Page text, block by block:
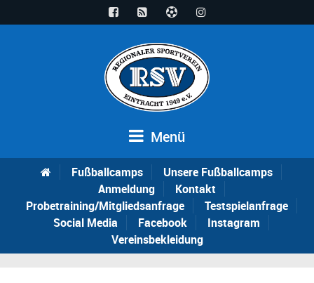
Menü
Fußballcamps
Unsere Fußballcamps
Anmeldung
Kontakt
Probetraining/Mitgliedsanfrage
Testspielanfrage
Social Media
Facebook
Instagram
Vereinsbekleidung